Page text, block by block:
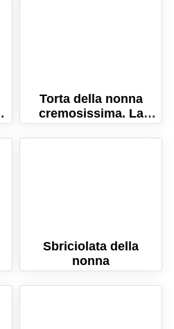
Torta della nonna
cremosissima. La
ricetta originale per
farla perfetta!
Sbriciolata della
nonna